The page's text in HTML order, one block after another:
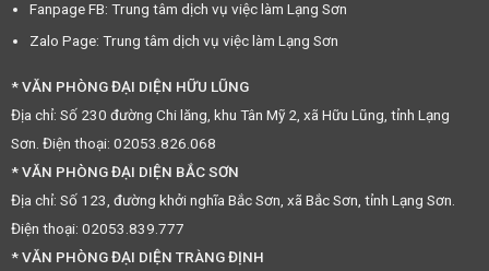
Fanpage FB: Trung tâm dịch vụ việc làm Lạng Sơn
Zalo Page: Trung tâm dịch vụ việc làm Lạng Sơn
* VĂN PHÒNG ĐẠI DIỆN HỮU LŨNG
Địa chỉ: Số 230 đường Chi lăng, khu Tân Mỹ 2, xã Hữu Lũng, tỉnh Lạng
Sơn. Điện thoại: 02053.826.068
* VĂN PHÒNG ĐẠI DIỆN BẮC SƠN
Địa chỉ: Số 123, đường khởi nghĩa Bắc Sơn, xã Bắc Sơn, tỉnh Lạng Sơn.
Điện thoại: 02053.839.777
* VĂN PHÒNG ĐẠI DIỆN TRÀNG ĐỊNH